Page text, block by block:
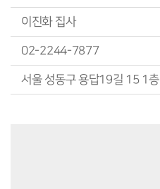
이진화 집사
02-2244-7877
서울 성동구 용답19길 15 1층